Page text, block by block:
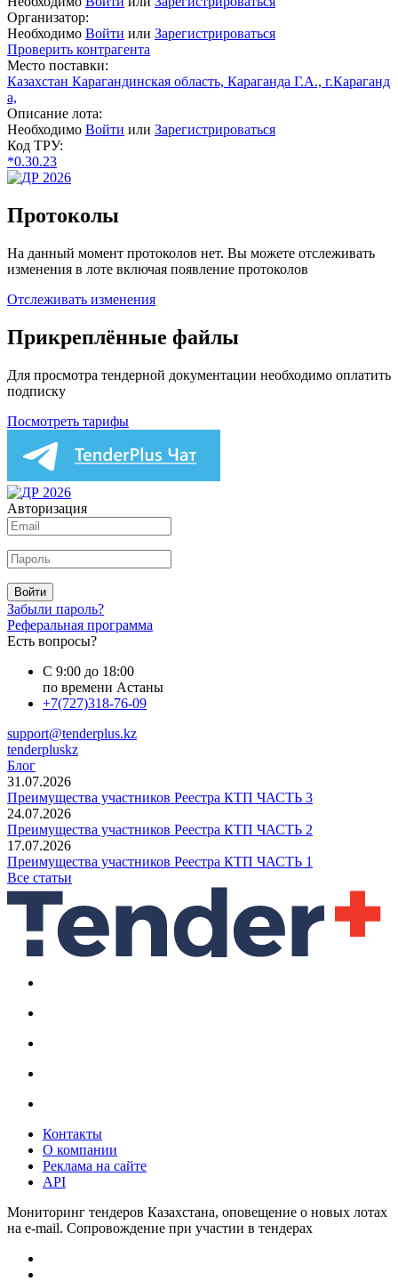
Организатор:
Необходимо Войти или Зарегистрироваться
Проверить контрагента
Место поставки:
Казахстан Карагандинская область, Караганда Г.А., г.Караганд
а,
Описание лота:
Необходимо Войти или Зарегистрироваться
Код ТРУ:
*0.30.23
Протоколы
На данный момент протоколов нет. Вы можете отслеживать
изменения в лоте включая появление протоколов
Отслеживать изменения
Прикреплённые файлы
Для просмотра тендерной документации необходимо оплатить
подписку
Посмотреть тарифы
Авторизация
Войти
Забыли пароль?
Реферальная программа
Есть вопросы?
С 9:00 до 18:00
по времени Астаны
+7(727)318-76-09
support@tenderplus.kz
tenderpluskz
Блог
31.07.2026
Преимущества участников Реестра КТП ЧАСТЬ 3
24.07.2026
Преимущества участников Реестра КТП ЧАСТЬ 2
17.07.2026
Преимущества участников Реестра КТП ЧАСТЬ 1
Все статьи
Контакты
О компании
Реклама на сайте
API
Мониторинг тендеров Казахстана, оповещение о новых лотах
на e-mail. Сопровождение при участии в тендерах